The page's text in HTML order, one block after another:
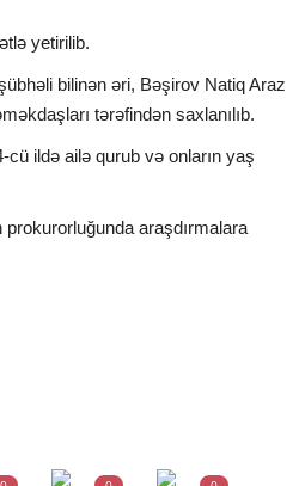
yetirilib.
bilinən əri, Bəşirov Natiq Araz
tərəfindən saxlanılıb.
ildə ailə qurub və onların yaş
araşdırmalara